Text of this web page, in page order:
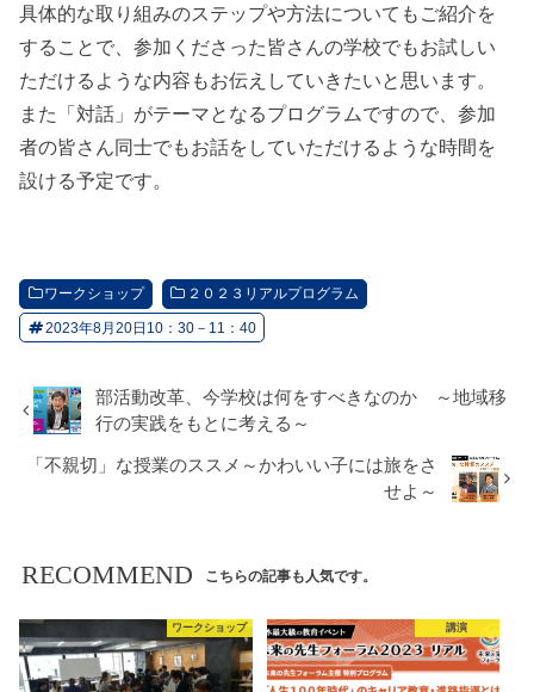
具体的な取り組みのステップや方法についてもご紹介を
することで、参加くださった皆さんの学校でもお試しい
ただけるような内容もお伝えしていきたいと思います。
また「対話」がテーマとなるプログラムですので、参加
者の皆さん同士でもお話をしていただけるような時間を
設ける予定です。
ワークショップ ２０２３リアルプログラム
2023年8月20日10：30－11：40
部活動改革、今学校は何をすべきなのか ～地域移
行の実践をもとに考える～
「不親切」な授業のススメ～かわいい子には旅をさ
せよ～
RECOMMEND こちらの記事も人気です。
ワークショップ 講演